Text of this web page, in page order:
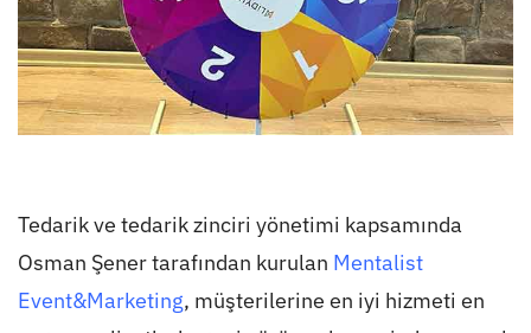
Tedarik ve tedarik zinciri yönetimi kapsamında
Osman Şener tarafından kurulan Mentalist
Event&Marketing, müşterilerine en iyi hizmeti en